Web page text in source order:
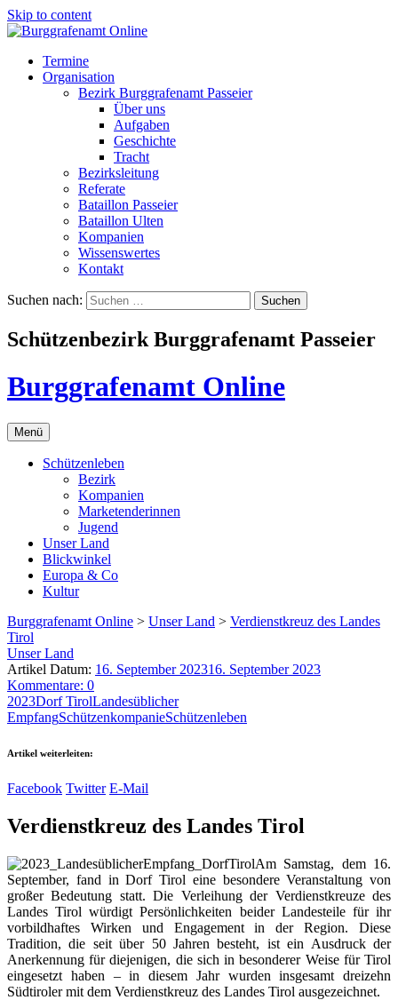
Skip to content
Termine
Organisation
Bezirk Burggrafenamt Passeier
Über uns
Aufgaben
Geschichte
Tracht
Bezirksleitung
Referate
Bataillon Passeier
Bataillon Ulten
Kompanien
Wissenswertes
Kontakt
Suchen nach:
Schützenbezirk Burggrafenamt Passeier
Burggrafenamt Online
Menü
Schützenleben
Bezirk
Kompanien
Marketenderinnen
Jugend
Unser Land
Blickwinkel
Europa & Co
Kultur
Burggrafenamt Online > Unser Land > Verdienstkreuz des Landes
Tirol
Unser Land
Artikel Datum: 16. September 202316. September 2023
Kommentare: 0
2023Dorf TirolLandesüblicher
EmpfangSchützenkompanieSchützenleben
Artikel weiterleiten:
Facebook Twitter E-Mail
Verdienstkreuz des Landes Tirol
Am Samstag, dem 16.
September, fand in Dorf Tirol eine besondere Veranstaltung von
großer Bedeutung statt. Die Verleihung der Verdienstkreuze des
Landes Tirol würdigt Persönlichkeiten beider Landesteile für ihr
vorbildhaftes Wirken und Engagement in der Region. Diese
Tradition, die seit über 50 Jahren besteht, ist ein Ausdruck der
Anerkennung für diejenigen, die sich in besonderer Weise für Tirol
eingesetzt haben – in diesem Jahr wurden insgesamt dreizehn
Südtiroler mit dem Verdienstkreuz des Landes Tirol ausgezeichnet.